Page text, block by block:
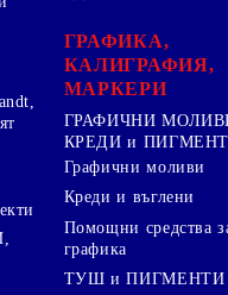
ГРАФИКА,
КАЛИГРАФИЯ,
МАРКЕРИ
ГРАФИЧНИ
КРЕДИ и
Графични моливи
Креди и въглени
Помощни средства
графика
ТУШ и ПИГМЕНТИ